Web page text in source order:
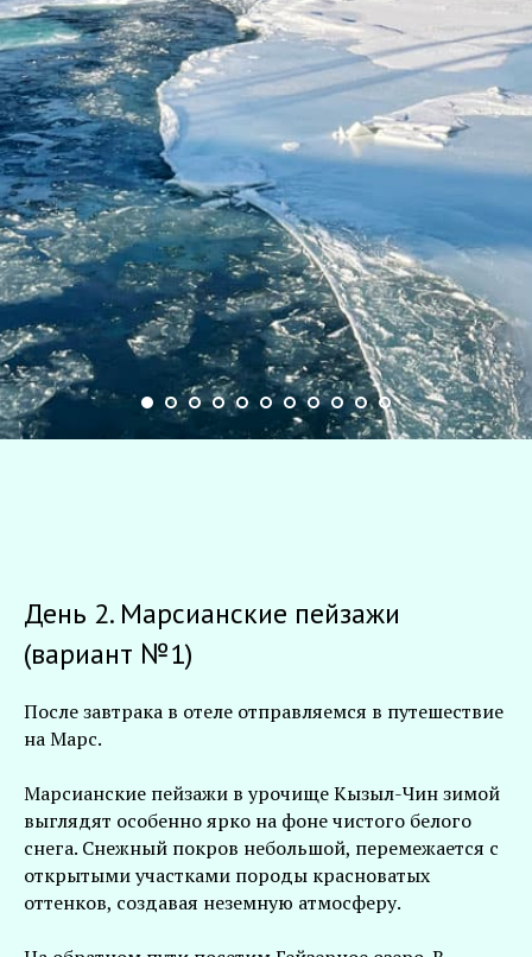
День 2. Марсианские пейзажи
(вариант №1)
После завтрака в отеле отправляемся в путешествие
на Марс.
Марсианские пейзажи в урочище Кызыл-Чин зимой
выглядят особенно ярко на фоне чистого белого
снега. Снежный покров небольшой, перемежается с
открытыми участками породы красноватых
оттенков, создавая неземную атмосферу.